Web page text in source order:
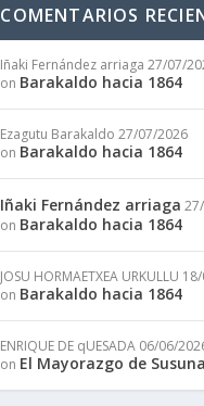
COMENTARIOS
Iñaki Fernández arriaga 27/07/
on Barakaldo hacia 1864
Ezagutu Barakaldo 27/07/2026
on Barakaldo hacia 1864
Iñaki Fernández arriaga
on Barakaldo hacia 1864
JOSU HORMAETXEA URKULLU
on Barakaldo hacia 1864
ENRIQUE DE qUESADA 06/06/
on El Mayorazgo de